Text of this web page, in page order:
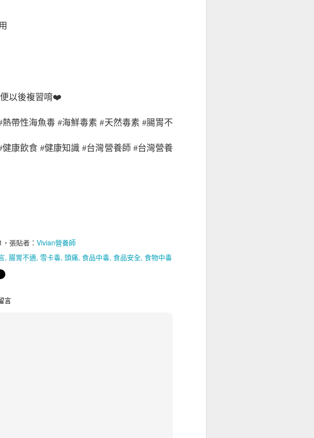
以後複習唷❤️
帶性海魚毒 #海鮮毒素 #天然毒素 #腸胃不
康飲食 #健康知識 #台灣營養師 #台灣營養
，張貼者： Vivian營養師
腸胃不適 雪卡毒 頭痛 食品中毒 食品安全 食物中毒
言